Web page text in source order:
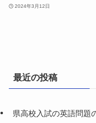
2024年3月12日
最近の投稿
県高校入試の英語問題